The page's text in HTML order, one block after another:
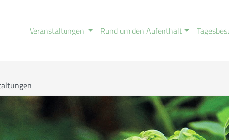
Veranstaltungen Rund um den Aufenthalt